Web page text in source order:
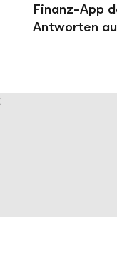
Finanz-App
Antworten